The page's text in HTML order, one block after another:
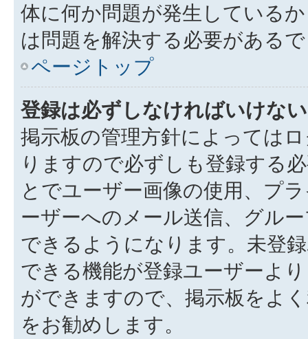
体に何か問題が発生している
は問題を解決する必要がある
ページトップ
登録は必ずしなければいけな
掲示板の管理方針によっては
りますので必ずしも登録する
とでユーザー画像の使用、プ
ーザーへのメール送信、グル
できるようになります。未登
できる機能が登録ユーザーよ
ができますので、掲示板をよ
をお勧めします。